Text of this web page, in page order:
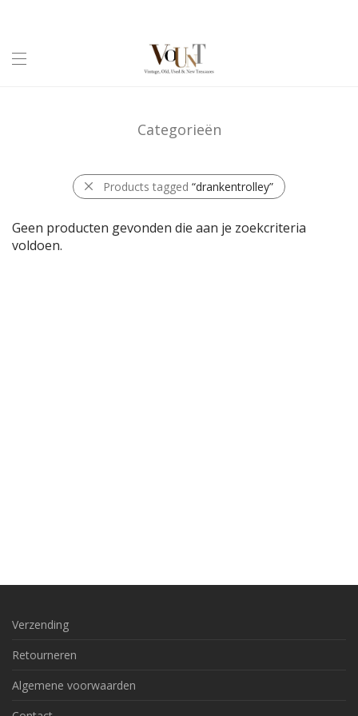
Categorieën
Products tagged “drankentrolley”
Geen producten gevonden die aan je zoekcriteria
voldoen.
Verzending
Retourneren
Algemene voorwaarden